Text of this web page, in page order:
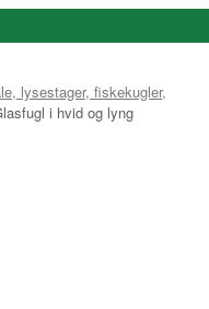
lysestager, fiskekugler,
i hvid og lyng